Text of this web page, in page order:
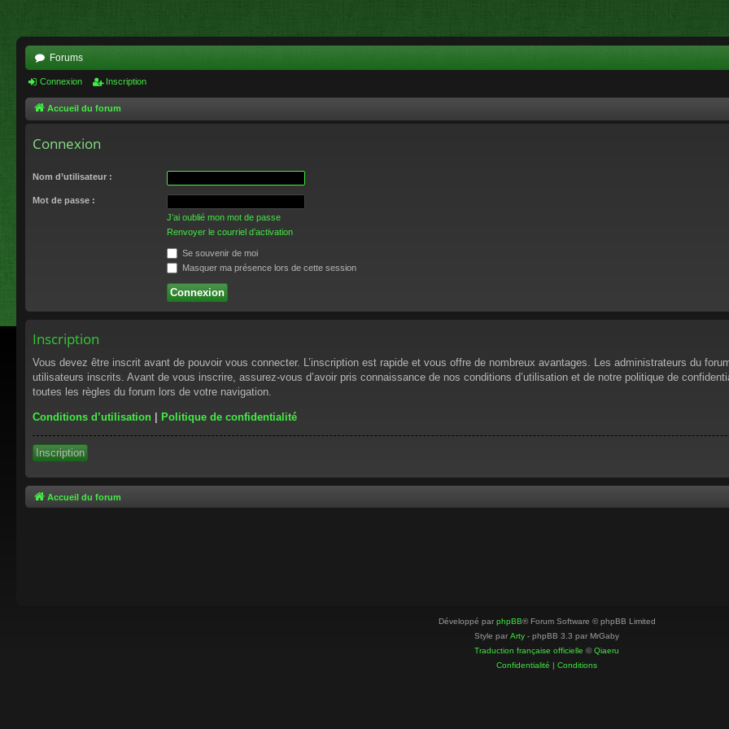
Forums
Connexion Inscription
Accueil du forum
Connexion
Nom d’utilisateur :
Mot de passe :
J’ai oublié mon mot de passe
Renvoyer le courriel d’activation
Se souvenir de moi
Masquer ma présence lors de cette session
Inscription
Vous devez être inscrit avant de pouvoir vous connecter. L’inscription est rapide et vous offre de nombreux avantages. Les administrateurs du
utilisateurs inscrits. Avant de vous inscrire, assurez-vous d’avoir pris connaissance de nos conditions d’utilisation et de notre politique de
toutes les règles du forum lors de votre navigation.
Conditions d’utilisation | Politique de confidentialité
Inscription
Accueil du forum
Développé par phpBB® Forum Software © phpBB Limited
Style par Arty - phpBB 3.3 par MrGaby
Traduction française officielle ©Qiaeru
Confidentialité | Conditions